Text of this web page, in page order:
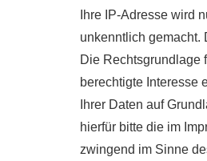
Ihre IP-Adresse wird
unkenntlich gemacht.
Die Rechtsgrundlage
berechtigte Interesse
Ihrer Daten auf
hierfür bitte die im
zwingend im Sinne